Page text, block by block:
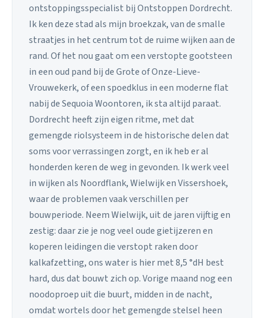
ontstoppingsspecialist bij Ontstoppen Dordrecht.
Ik ken deze stad als mijn broekzak, van de smalle
straatjes in het centrum tot de ruime wijken aan de
rand. Of het nou gaat om een verstopte gootsteen
in een oud pand bij de Grote of Onze-Lieve-
Vrouwekerk, of een spoedklus in een moderne flat
nabij de Sequoia Woontoren, ik sta altijd paraat.
Dordrecht heeft zijn eigen ritme, met dat
gemengde riolsysteem in de historische delen dat
soms voor verrassingen zorgt, en ik heb er al
honderden keren de weg in gevonden. Ik werk veel
in wijken als Noordflank, Wielwijk en Vissershoek,
waar de problemen vaak verschillen per
bouwperiode. Neem Wielwijk, uit de jaren vijftig en
zestig: daar zie je nog veel oude gietijzeren en
koperen leidingen die verstopt raken door
kalkafzetting, ons water is hier met 8,5 °dH best
hard, dus dat bouwt zich op. Vorige maand nog een
noodoproep uit die buurt, midden in de nacht,
omdat wortels door het gemengde stelsel heen